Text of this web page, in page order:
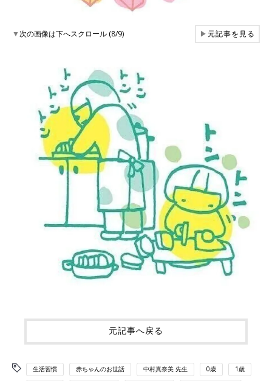
▼次の画像は下へスクロール (8/9) ▶元記事を見る
元記事へ戻る
生活習慣 赤ちゃんのお世話 中村真奈美 先生 0歳 1歳